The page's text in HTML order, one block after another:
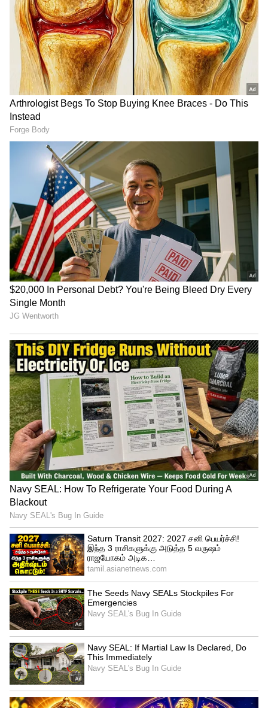
தடவ முயற்சி செய்திருக்கிறார். சசிகலா
புஷ்பா இவ்வளவு சங்கடம் நடந்தாலும்,
கண்டுகொள்ளாததை போலவே
இருந்துள்ளார்.
மேலும் செய்திகளுக்கு..தாயை பிரிந்த
குதிரை.. பேருந்தில் உள்ள படத்தை
பார்த்து துரத்திய குதிரை - நெகிழ வைத்த
காணொளி
ஆனால் எதுவும் நடக்காததை போல
பொன்.பாலகணபதி நின்று, சில்மிஷ
சேட்டைகளை செய்து கொண்டிருந்தார்.
தற்போது இந்த வீடியோ வெளியாகி
பரபரப்பை கிளப்பியுள்ளது. இந்த சர்ச்சை